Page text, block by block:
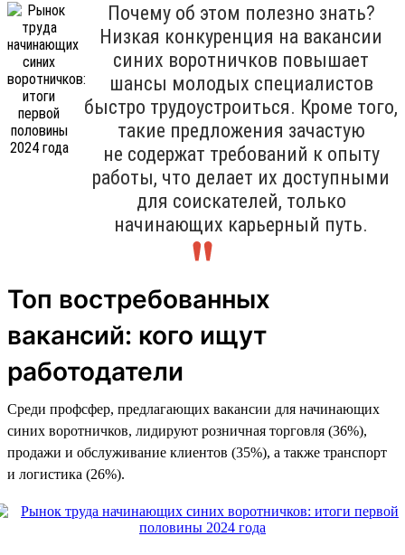
Почему об этом полезно знать?
Низкая конкуренция на вакансии
синих воротничков повышает
шансы молодых специалистов
быстро трудоустроиться. Кроме того,
такие предложения зачастую
не содержат требований к опыту
работы, что делает их доступными
для соискателей, только
начинающих карьерный путь.
Топ востребованных
вакансий: кого ищут
работодатели
Среди профсфер, предлагающих вакансии для начинающих
синих воротничков, лидируют розничная торговля (36%),
продажи и обслуживание клиентов (35%), а также транспорт
и логистика (26%).